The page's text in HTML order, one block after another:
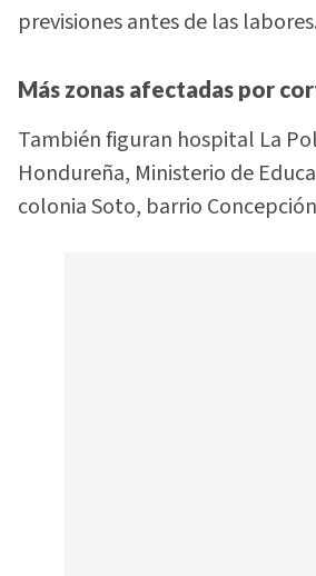
previsiones antes de las labores.
Más zonas afectadas por
También figuran hospital La
Hondureña, Ministerio de
colonia Soto, barrio